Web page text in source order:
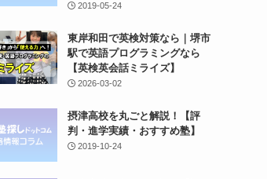
2019-05-24
東岸和田で英検対策なら｜堺市
駅で英語プログラミングなら
【英検英会話ミライズ】
2026-03-02
摂津高校を丸ごと解説！【評
判・進学実績・おすすめ塾】
2019-10-24